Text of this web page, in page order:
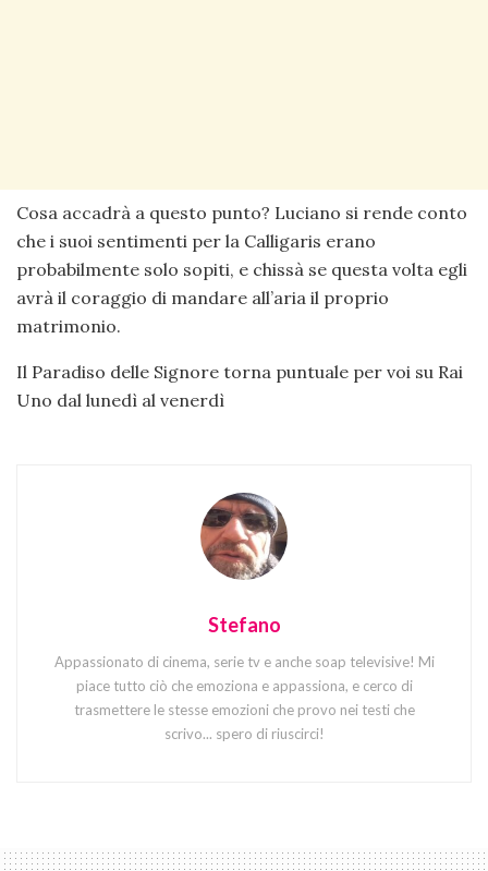
Cosa accadrà a questo punto? Luciano si rende conto
che i suoi sentimenti per la Calligaris erano
probabilmente solo sopiti, e chissà se questa volta egli
avrà il coraggio di mandare all’aria il proprio
matrimonio.
Il Paradiso delle Signore torna puntuale per voi su Rai
Uno dal lunedì al venerdì
Stefano
Appassionato di cinema, serie tv e anche soap televisive! Mi
piace tutto ciò che emoziona e appassiona, e cerco di
trasmettere le stesse emozioni che provo nei testi che
scrivo... spero di riuscirci!